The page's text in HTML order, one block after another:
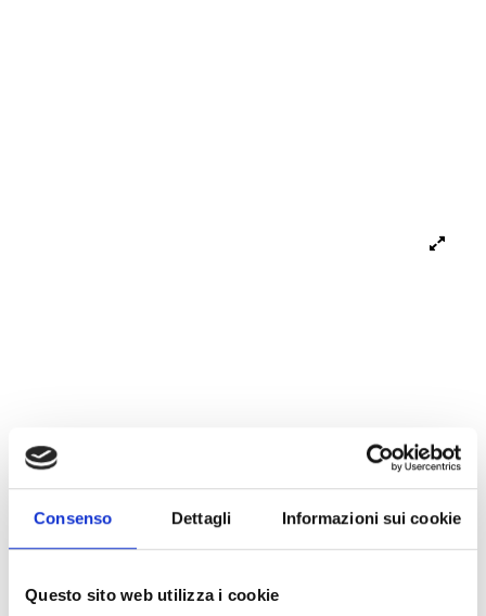
Consenso Dettagli Informazioni sui cookie
Questo sito web utilizza i cookie
REF. 5001
5001 PIQUET POLO PROFILES
COMPOSITION 100% COTTON THE POLO SHIRT THAT NEVER GOES OUT OF
FASHION, COLORFUL DETAILS ON A CLASSIC STRUCTURE, IT IS THE